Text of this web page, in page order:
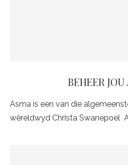
BEHEER JOU
Asma is een van die
wêreldwyd Christa Swanepoel